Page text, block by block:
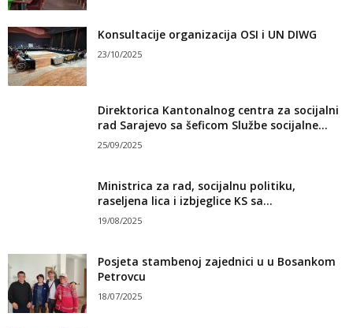
Konsultacije organizacija OSI i UN DIWG
23/10/2025
Direktorica Kantonalnog centra za socijalni
rad Sarajevo sa šeficom Službe socijalne...
25/09/2025
Ministrica za rad, socijalnu politiku,
raseljena lica i izbjeglice KS sa...
19/08/2025
Posjeta stambenoj zajednici u u Bosankom
Petrovcu
18/07/2025